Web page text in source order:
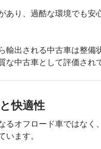
あり、過酷な環境でも安
輸出される中古車は整備
な中古車として評価され
快適性
るオフロード車ではなく
います。